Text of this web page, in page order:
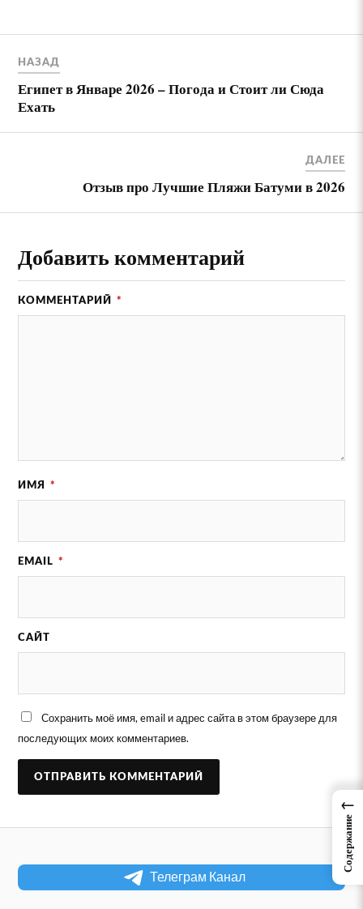
НАЗАД
Египет в Январе 2026 – Погода и Стоит ли Сюда
Ехать
ДАЛЕЕ
Отзыв про Лучшие Пляжи Батуми в 2026
Добавить комментарий
КОММЕНТАРИЙ *
ИМЯ *
EMAIL *
САЙТ
Сохранить моё имя, email и адрес сайта в этом браузере для
последующих моих комментариев.
Телеграм Канал
←
Содержание